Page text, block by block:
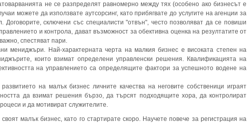
не се разпределят равномерно между тях (особено ако бизнесът е
можете да използвате аутсорсинг, като прибягвате до услугите на агенции за
Договорите, сключени със специалисти "отвън", често позволяват да се повиши
и контрола, дават възможност за обективна оценка на резултатите от
спестяват пари.
мениджъри. Най-характерната черта на малкия бизнес е високата степен на
които взимат определени управленски решения. Квалификацията на
на управлението са определящите фактори за успешното водене на
на малък бизнес личните качества на неговите собственици играят
да взимат решения бързо, да търсят подходящите хора, да контролират
и да мотивират служителите.
малък бизнес, като го стартирате скоро. Научете повече за регистрация на